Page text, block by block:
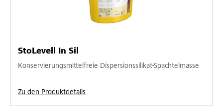
StoLevell In Sil
Konservierungsmittelfreie Dispersionssilikat-Spachtelmasse
Zu den Produktdetails